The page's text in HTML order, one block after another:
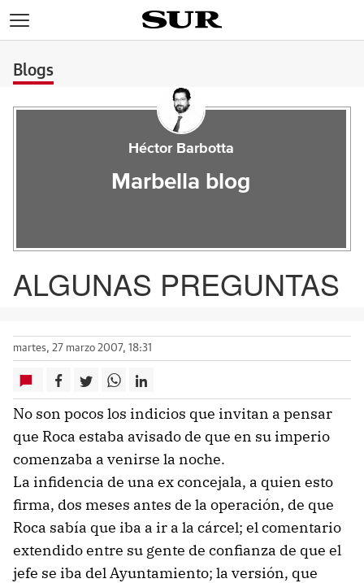
Blogs
Héctor Barbotta
Marbella blog
ALGUNAS PREGUNTAS
martes, 27 marzo 2007, 18:31
No son pocos los indicios que invitan a pensar
que Roca estaba avisado de que en su imperio
comenzaba a venirse la noche.
La infidencia de una ex concejala, a quien esto
firma, dos meses antes de la operación, de que
Roca sabía que iba a ir a la cárcel; el comentario
extendido entre su gente de confianza de que el
jefe se iba del Ayuntamiento; la versión, que